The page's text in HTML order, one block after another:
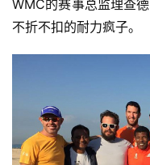
WMC的赛事总监理查
不折不扣的耐力疯子。